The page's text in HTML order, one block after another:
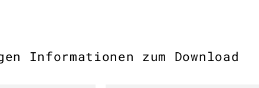
Informationen zum Download